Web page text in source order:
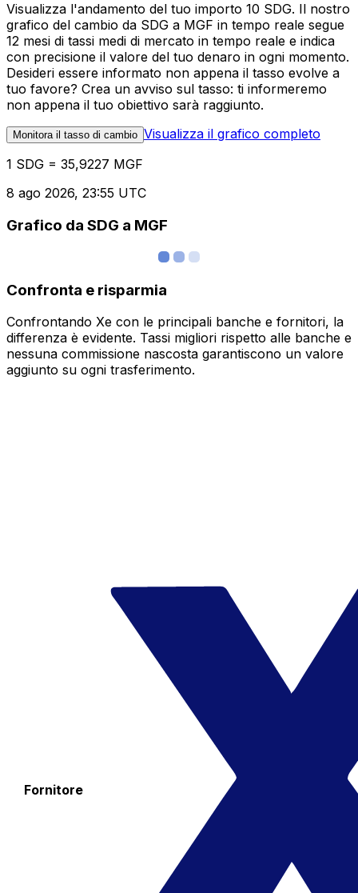
Visualizza l'andamento del tuo importo 10 SDG. Il nostro
grafico del cambio da SDG a MGF in tempo reale segue
12 mesi di tassi medi di mercato in tempo reale e indica
con precisione il valore del tuo denaro in ogni momento.
Desideri essere informato non appena il tasso evolve a
tuo favore? Crea un avviso sul tasso: ti informeremo
non appena il tuo obiettivo sarà raggiunto.
Monitora il tasso di cambio Visualizza il grafico completo
1 SDG = 35,9227 MGF
8 ago 2026, 23:55 UTC
Grafico da SDG a MGF
Confronta e risparmia
Confrontando Xe con le principali banche e fornitori, la
differenza è evidente. Tassi migliori rispetto alle banche e
nessuna commissione nascosta garantiscono un valore
aggiunto su ogni trasferimento.
Fornitore